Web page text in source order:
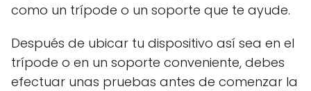
como un trípode o un soporte que te ayude.
Después de ubicar tu dispositivo así sea en el
trípode o en un soporte conveniente, debes
efectuar unas pruebas antes de comenzar la